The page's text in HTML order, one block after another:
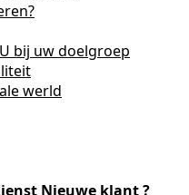
bij uw doelgroep
werld
Nieuwe klant ?